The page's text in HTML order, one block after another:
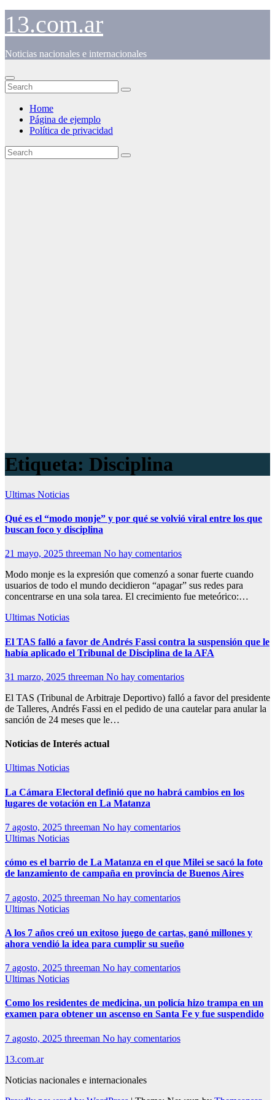
Skip
content
13.com.ar
Noticias nacionales e internacionales
Home
Página de ejemplo
Política de privacidad
Etiqueta: Disciplina
Ultimas Noticias
Qué es el “modo monje” y por qué se volvió viral entre los que
buscan foco y disciplina
21 mayo, 2025 threeman No hay comentarios
Modo monje es la expresión que comenzó a sonar fuerte cuando
usuarios de todo el mundo decidieron “apagar” sus redes para
concentrarse en una sola tarea. El crecimiento fue meteórico:…
Ultimas Noticias
El TAS falló a favor de Andrés Fassi contra la suspensión que le
había aplicado el Tribunal de Disciplina de la AFA
31 marzo, 2025 threeman No hay comentarios
El TAS (Tribunal de Arbitraje Deportivo) falló a favor del presidente
de Talleres, Andrés Fassi en el pedido de una cautelar para anular la
sanción de 24 meses que le…
Noticias de Interés actual
Ultimas Noticias
La Cámara Electoral definió que no habrá cambios en los
lugares de votación en La Matanza
7 agosto, 2025 threeman No hay comentarios
Ultimas Noticias
cómo es el barrio de La Matanza en el que Milei se sacó la foto
de lanzamiento de campaña en provincia de Buenos Aires
7 agosto, 2025 threeman No hay comentarios
Ultimas Noticias
A los 7 años creó un exitoso juego de cartas, ganó millones y
ahora vendió la idea para cumplir su sueño
7 agosto, 2025 threeman No hay comentarios
Ultimas Noticias
Como los residentes de medicina, un policía hizo trampa en un
examen para obtener un ascenso en Santa Fe y fue suspendido
7 agosto, 2025 threeman No hay comentarios
13.com.ar
Noticias nacionales e internacionales